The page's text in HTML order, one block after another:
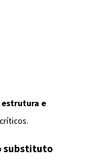
estrutura e
substituto